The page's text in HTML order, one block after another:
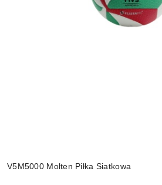
V5M5000 Molten Piłka Siatkowa